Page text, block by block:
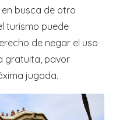
, en busca de otro
turismo puede
de negar el uso
gratuita, pavor
jugada.